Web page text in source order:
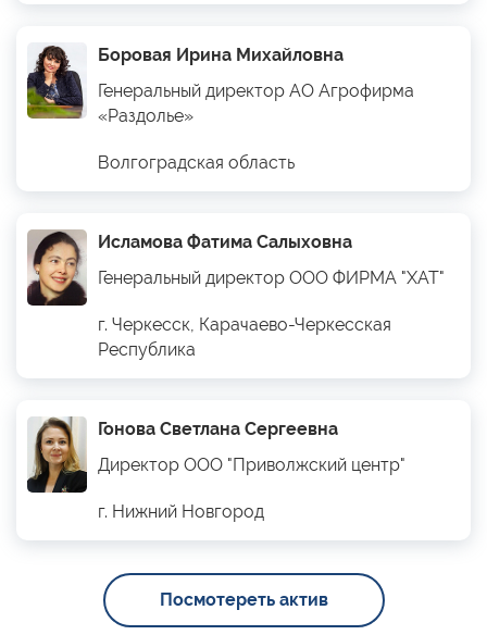
Боровая Ирина Михайловна
Генеральный директор АО Агрофирма
«Раздолье»
Волгоградская область
Исламова Фатима Салыховна
Генеральный директор ООО ФИРМА "ХАТ"
г. Черкесск, Карачаево-Черкесская
Республика
Гонова Светлана Сергеевна
Директор ООО "Приволжский центр"
г. Нижний Новгород
Посмотереть актив